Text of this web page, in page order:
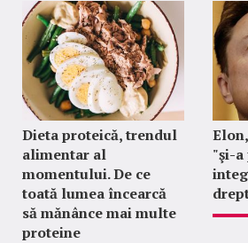
Dieta proteică, trendul
alimentar al
momentului. De ce
toată lumea încearcă
să mănânce mai multe
proteine
"şi-